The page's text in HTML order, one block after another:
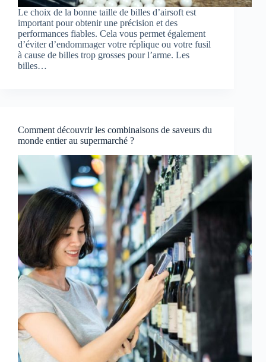
Le choix de la bonne taille de billes d’airsoft est
important pour obtenir une précision et des
performances fiables. Cela vous permet également
d’éviter d’endommager votre réplique ou votre fusil
à cause de billes trop grosses pour l’arme. Les
billes…
Comment découvrir les combinaisons de saveurs du
monde entier au supermarché ?